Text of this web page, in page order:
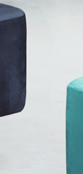
內等，或收
利。
吊車或其他
用，需由消
商品品質瑕
品一年保固之
，商品均已最
(訂單自動取